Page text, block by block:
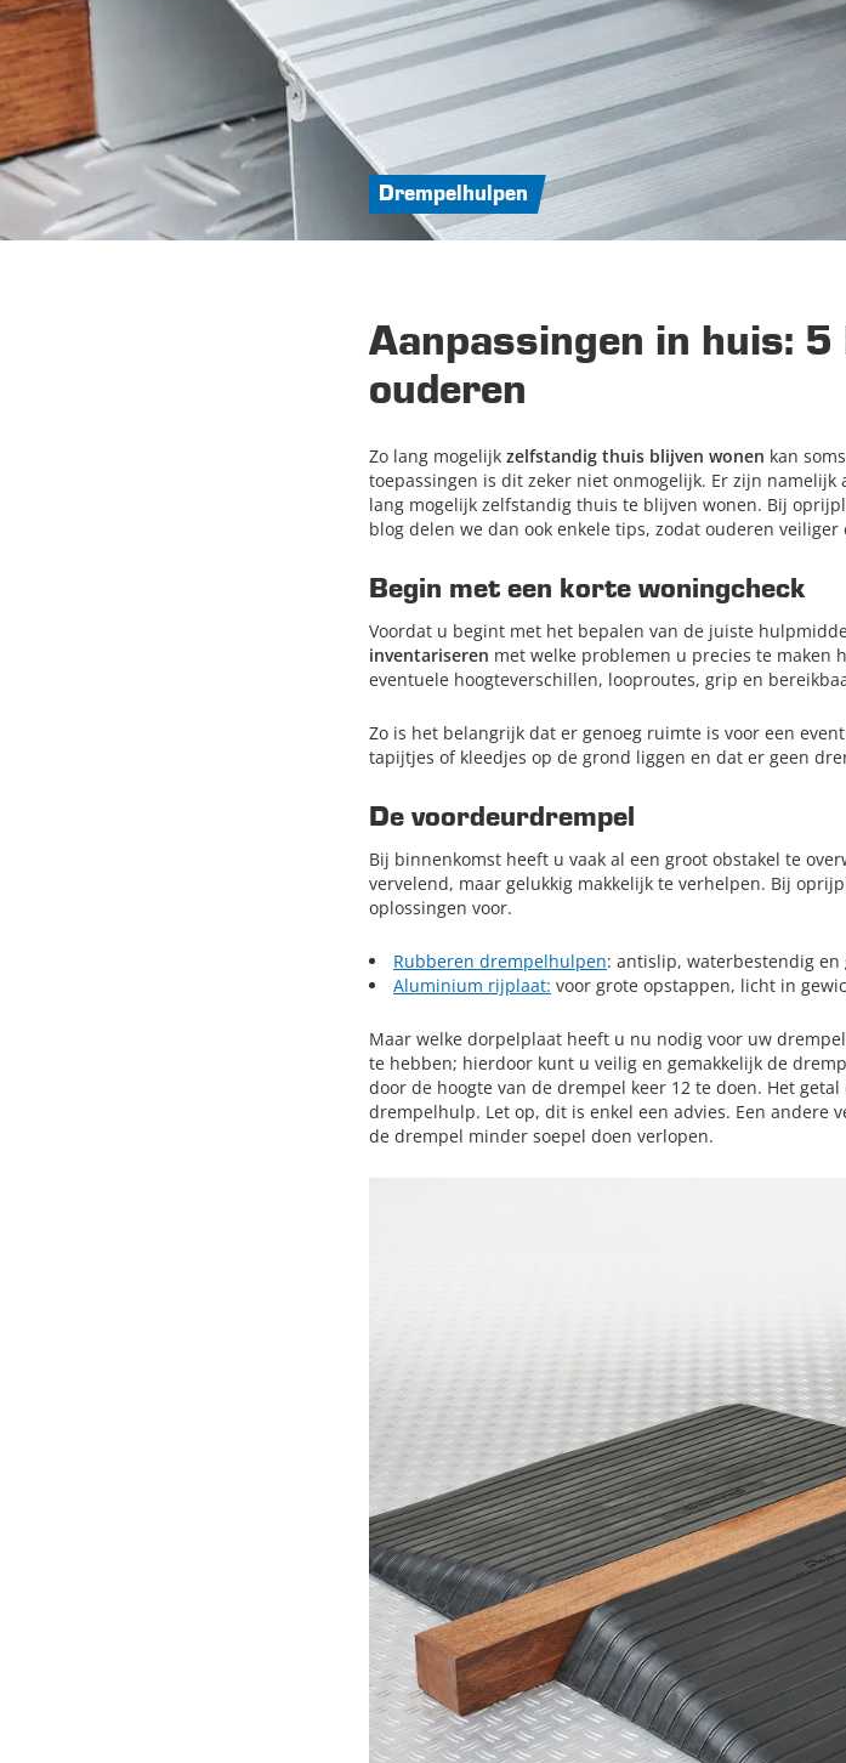
Drempelhulpen
Aanpassingen in huis:
ouderen
Zo lang mogelijk zelfstandig thuis blijven wonen kan
toepassingen is dit zeker niet onmogelijk. Er zijn
lang mogelijk zelfstandig thuis te blijven wonen. Bij
blog delen we dan ook enkele tips, zodat ouderen
Begin met een korte woningcheck
Voordat u begint met het bepalen van de juiste
inventariseren met welke problemen u precies te maken
eventuele hoogteverschillen, looproutes, grip en
Zo is het belangrijk dat er genoeg ruimte is voor een
tapijtjes of kleedjes op de grond liggen en dat er geen
De voordeurdrempel
Bij binnenkomst heeft u vaak al een groot obstakel te
vervelend, maar gelukkig makkelijk te verhelpen. Bij
oplossingen voor.
Rubberen drempelhulpen: antislip, waterbestendig en
Aluminium rijplaat: voor grote opstappen, licht in
Maar welke dorpelplaat heeft u nu nodig voor uw
te hebben; hierdoor kunt u veilig en gemakkelijk de
door de hoogte van de drempel keer 12 te doen. Het
drempelhulp. Let op, dit is enkel een advies. Een andere
de drempel minder soepel doen verlopen.